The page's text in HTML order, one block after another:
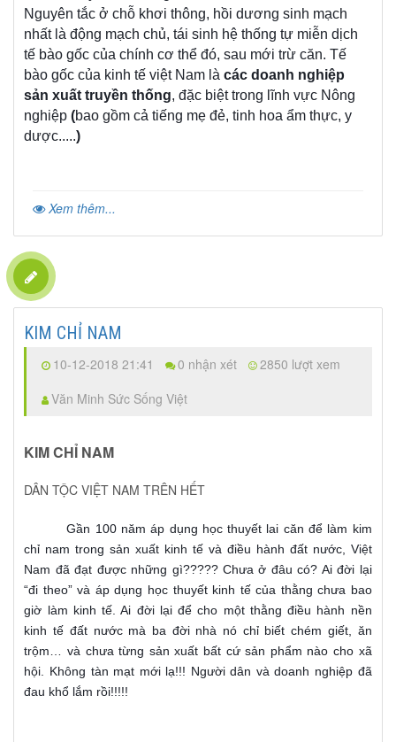
Nguyên tắc ở chỗ khơi thông, hồi dương sinh mạch
nhất là động mạch chủ, tái sinh hệ thống tự miễn dịch
tế bào gốc của chính cơ thể đó, sau mới trừ căn. Tế
bào gốc của kinh tế việt Nam làcác doanh nghiệp
sản xuất truyền thống, đặc biệt trong lĩnh vực Nông
nghiệp(bao gồm cả tiếng mẹ đẻ, tinh hoa ẩm thực, y
dược.....)
Xem thêm...
KIM CHỈ NAM
10-12-2018 21:41 0 nhận xét
2850 lượt xem
Văn Minh Sức Sống Việt
KIM CHỈ NAM
DÂN TỘC VIỆT NAM TRÊN HẾT
Gần 100 năm áp dụng học thuyết lai căn để làm kim
chỉ nam trong sản xuất kinh tế và điều hành đất nước, Việt
Nam đã đạt được những gì????? Chưa ở đâu có? Ai đời lại
“đi theo” và áp dụng học thuyết kinh tế của thằng chưa bao
giờ làm kinh tế. Ai đời lại để cho một thằng điều hành nền
kinh tế đất nước mà ba đời nhà nó chỉ biết chém giết, ăn
trộm… và chưa từng sản xuất bất cứ sản phẩm nào cho xã
hội. Không tàn mạt mới lạ!!! Người dân và doanh nghiệp đã
đau khổ lắm rồi!!!!!